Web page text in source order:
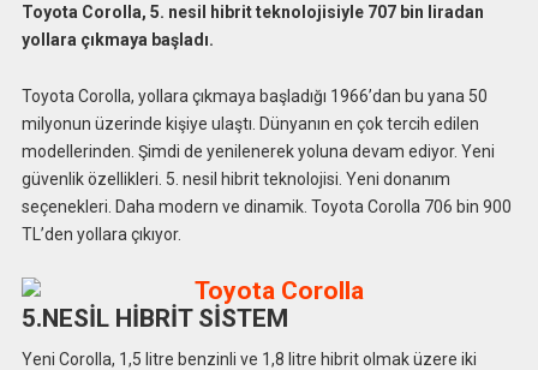
Toyota Corolla, 5. nesil hibrit teknolojisiyle 707 bin liradan
yollara çıkmaya başladı.
Toyota Corolla, yollara çıkmaya başladığı 1966’dan bu yana 50
milyonun üzerinde kişiye ulaştı. Dünyanın en çok tercih edilen
modellerinden. Şimdi de yenilenerek yoluna devam ediyor. Yeni
güvenlik özellikleri. 5. nesil hibrit teknolojisi. Yeni donanım
seçenekleri. Daha modern ve dinamik. Toyota Corolla 706 bin 900
TL’den yollara çıkıyor.
5.NESİL HİBRİT SİSTEM
Yeni Corolla, 1,5 litre benzinli ve 1,8 litre hibrit olmak üzere iki